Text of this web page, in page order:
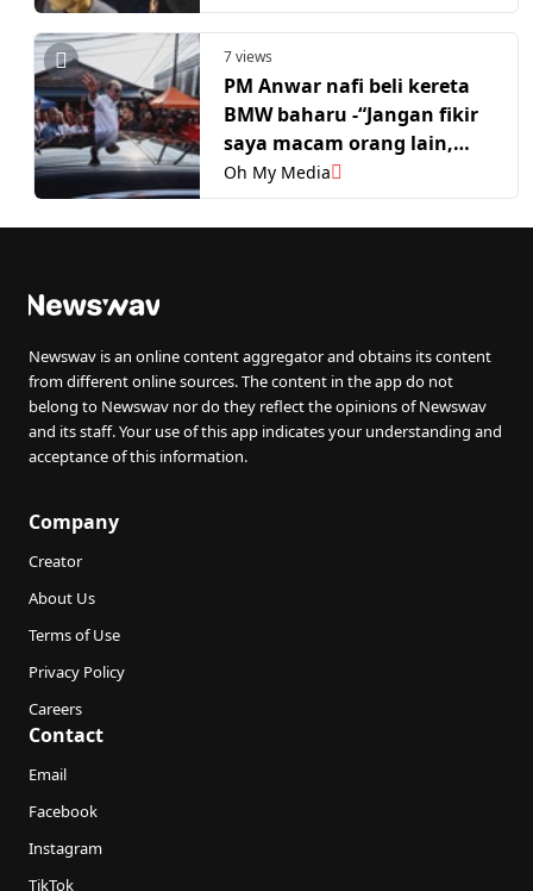
7 views
PM Anwar nafi beli kereta
BMW baharu -“Jangan fikir
saya macam orang lain,
sakau & curi duit rakyat”
Oh My Media
Newswav is an online content aggregator and obtains its content
from different online sources. The content in the app do not
belong to Newswav nor do they reflect the opinions of Newswav
and its staff. Your use of this app indicates your understanding and
acceptance of this information.
Company
Creator
About Us
Terms of Use
Privacy Policy
Careers
Contact
Email
Facebook
Instagram
TikTok